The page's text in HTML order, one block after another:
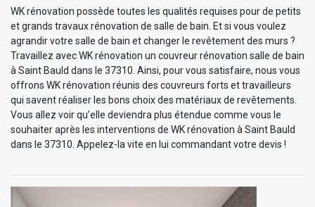
WK rénovation possède toutes les qualités requises pour de petits
et grands travaux rénovation de salle de bain. Et si vous voulez
agrandir votre salle de bain et changer le revêtement des murs ?
Travaillez avec WK rénovation un couvreur rénovation salle de bain
à Saint Bauld dans le 37310. Ainsi, pour vous satisfaire, nous vous
offrons WK rénovation réunis des couvreurs forts et travailleurs
qui savent réaliser les bons choix des matériaux de revêtements.
Vous allez voir qu’elle deviendra plus étendue comme vous le
souhaiter après les interventions de WK rénovation à Saint Bauld
dans le 37310. Appelez-la vite en lui commandant votre devis !